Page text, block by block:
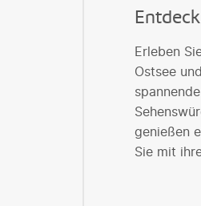
Erleben
Ostsee
genießen
Sie mit